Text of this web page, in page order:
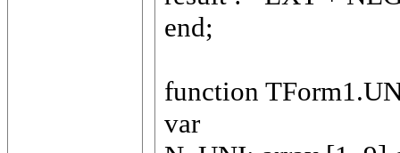
end;
function
var